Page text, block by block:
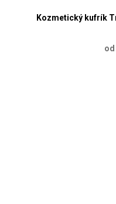
Kozmetický kufrík